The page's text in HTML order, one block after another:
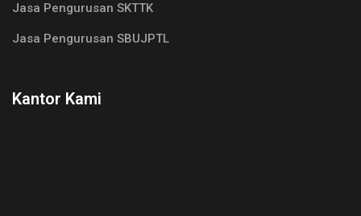
Jasa Pengurusan SKTTK
Jasa Pengurusan SBUJPTL
Kantor Kami